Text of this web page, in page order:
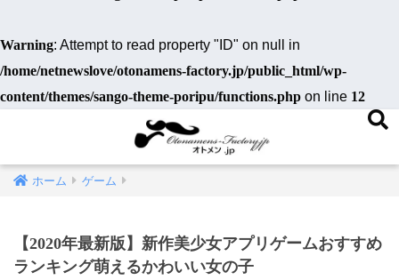
Warning: Attempt to read property "ID" on null in
/home/netnewslove/otonamens-factory.jp/public_html/wp-
content/themes/sango-theme-poripu/functions.php on line 12
ホーム ゲーム
【2020年最新版】新作美少女アプリゲームおすすめ
ランキング萌えるかわいい女の子